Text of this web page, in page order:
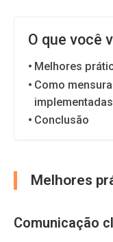
O que você
Melhores
Como
implementadas
Conclusão
Melhores
Comunicação